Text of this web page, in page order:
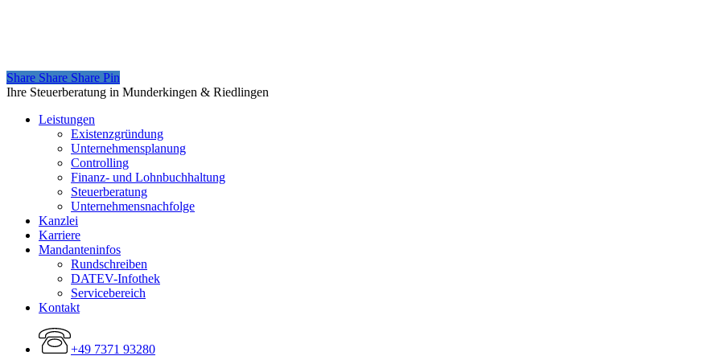
Share
Share Share Share Pin
Close
Ihre Steuerberatung in Munderkingen & Riedlingen
Leistungen
Existenzgründung
Unternehmensplanung
Controlling
Finanz- und Lohnbuchhaltung
Steuerberatung
Unternehmensnachfolge
Kanzlei
Karriere
Mandanteninfos
Rundschreiben
DATEV-Infothek
Servicebereich
Kontakt
+49 7371 93280